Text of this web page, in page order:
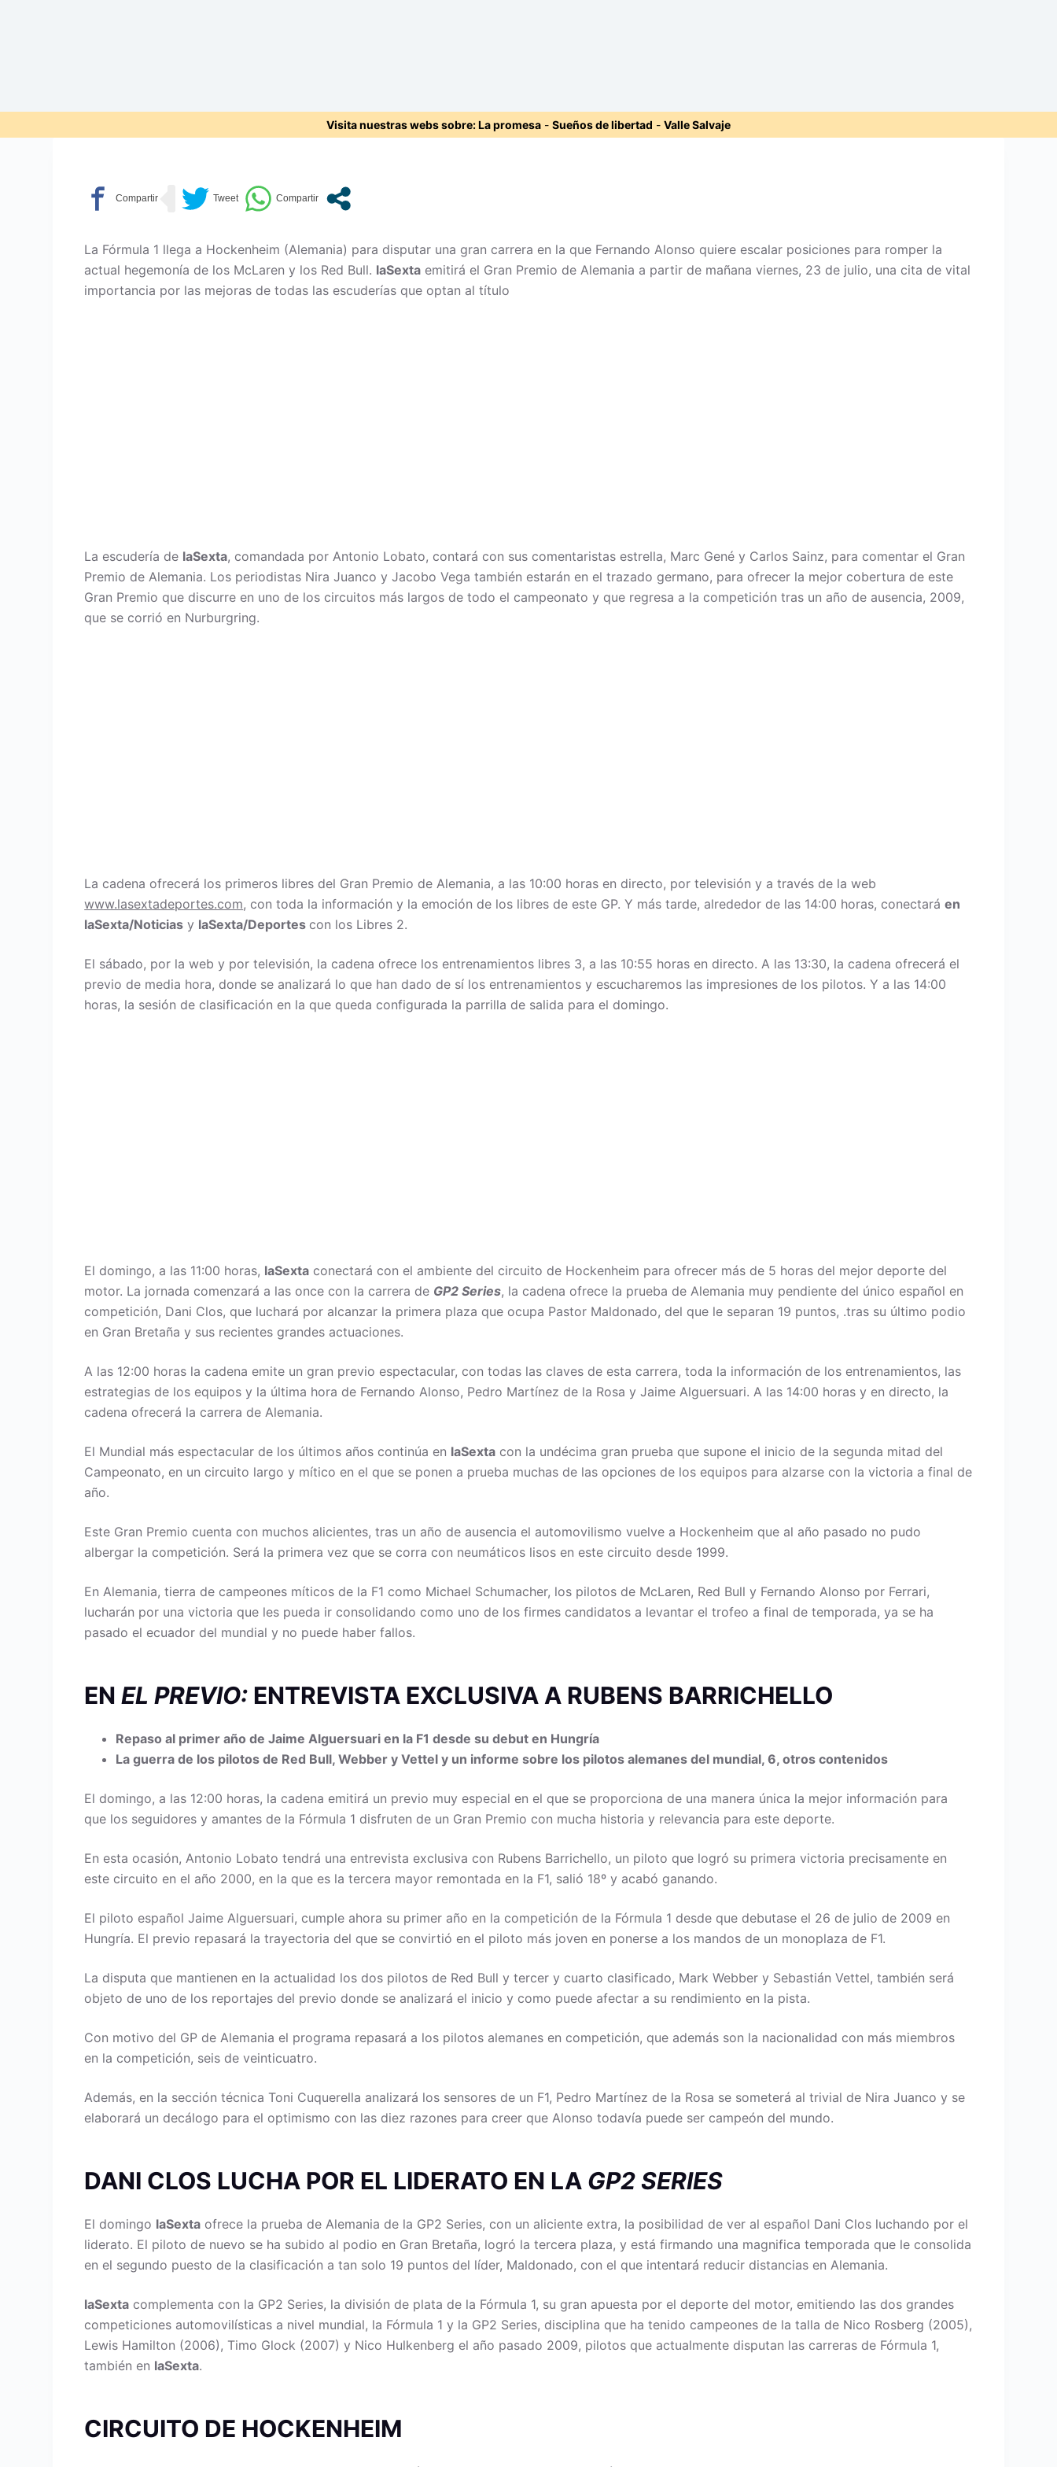
Visita nuestras webs sobre:La promesa - Sueños de libertad - Valle Salvaje
La Fórmula 1 llega a Hockenheim (Alemania) para disputar una gran carrera en la que Fernando Alonso quiere escalar posiciones para romper la
actual hegemonía de los McLaren y los Red Bull. laSexta emitirá el Gran Premio de Alemania a partir de mañana viernes, 23 de julio, una cita de vital
importancia por las mejoras de todas las escuderías que optan al título
La escudería de laSexta, comandada por Antonio Lobato, contará con sus comentaristas estrella, Marc Gené y Carlos Sainz, para comentar el Gran
Premio de Alemania. Los periodistas Nira Juanco y Jacobo Vega también estarán en el trazado germano, para ofrecer la mejor cobertura de este
Gran Premio que discurre en uno de los circuitos más largos de todo el campeonato y que regresa a la competición tras un año de ausencia, 2009,
que se corrió en Nurburgring.
La cadena ofrecerá los primeros libres del Gran Premio de Alemania, a las 10:00 horas en directo, por televisión y a través de la web
www.lasextadeportes.com, con toda la información y la emoción de los libres de este GP. Y más tarde, alrededor de las 14:00 horas, conectaráen
laSexta/Noticias y laSexta/Deportes con los Libres 2.
El sábado, por la web y por televisión, la cadena ofrece los entrenamientos libres 3, a las 10:55 horas en directo. A las 13:30, la cadena ofrecerá el
previo de media hora, donde se analizará lo que han dado de sí los entrenamientos y escucharemos las impresiones de los pilotos. Y a las 14:00
horas, la sesión de clasificación en la que queda configurada la parrilla de salida para el domingo.
El domingo, a las 11:00 horas, laSexta conectará con el ambiente del circuito de Hockenheim para ofrecer más de 5 horas del mejor deporte del
motor. La jornada comenzará a las once con la carrera de GP2 Series, la cadena ofrece la prueba de Alemania muy pendiente del único español en
competición, Dani Clos, que luchará por alcanzar la primera plaza que ocupa Pastor Maldonado, del que le separan 19 puntos, .tras su último podio
en Gran Bretaña y sus recientes grandes actuaciones.
A las 12:00 horas la cadena emite un gran previo espectacular, con todas las claves de esta carrera, toda la información de los entrenamientos, las
estrategias de los equipos y la última hora de Fernando Alonso, Pedro Martínez de la Rosa y Jaime Alguersuari. A las 14:00 horas y en directo, la
cadena ofrecerá la carrera de Alemania.
El Mundial más espectacular de los últimos años continúa en laSexta con la undécima gran prueba que supone el inicio de la segunda mitad del
Campeonato, en un circuito largo y mítico en el que se ponen a prueba muchas de las opciones de los equipos para alzarse con la victoria a final de
año.
Este Gran Premio cuenta con muchos alicientes, tras un año de ausencia el automovilismo vuelve a Hockenheim que al año pasado no pudo
albergar la competición. Será la primera vez que se corra con neumáticos lisos en este circuito desde 1999.
En Alemania, tierra de campeones míticos de la F1 como Michael Schumacher, los pilotos de McLaren, Red Bull y Fernando Alonso por Ferrari,
lucharán por una victoria que les pueda ir consolidando como uno de los firmes candidatos a levantar el trofeo a final de temporada, ya se ha
pasado el ecuador del mundial y no puede haber fallos.
ENEL PREVIO: ENTREVISTA EXCLUSIVA A RUBENS BARRICHELLO
Repaso al primer año de Jaime Alguersuari en la F1 desde su debut en Hungría
La guerra de los pilotos de Red Bull, Webber y Vettel y un informe sobre los pilotos alemanes del mundial, 6, otros contenidos
El domingo, a las 12:00 horas, la cadena emitirá un previo muy especial en el que se proporciona de una manera única la mejor información para
que los seguidores y amantes de la Fórmula 1 disfruten de un Gran Premio con mucha historia y relevancia para este deporte.
En esta ocasión, Antonio Lobato tendrá una entrevista exclusiva con Rubens Barrichello, un piloto que logró su primera victoria precisamente en
este circuito en el año 2000, en la que es la tercera mayor remontada en la F1, salió 18º y acabó ganando.
El piloto español Jaime Alguersuari, cumple ahora su primer año en la competición de la Fórmula 1 desde que debutase el 26 de julio de 2009 en
Hungría. El previo repasará la trayectoria del que se convirtió en el piloto más joven en ponerse a los mandos de un monoplaza de F1.
La disputa que mantienen en la actualidad los dos pilotos de Red Bull y tercer y cuarto clasificado, Mark Webber y Sebastián Vettel, también será
objeto de uno de los reportajes del previo donde se analizará el inicio y como puede afectar a su rendimiento en la pista.
Con motivo del GP de Alemania el programa repasará a los pilotos alemanes en competición, que además son la nacionalidad con más miembros
en la competición, seis de veinticuatro.
Además, en la sección técnica Toni Cuquerella analizará los sensores de un F1, Pedro Martínez de la Rosa se someterá al trivial de Nira Juanco y se
elaborará un decálogo para el optimismo con las diez razones para creer que Alonso todavía puede ser campeón del mundo.
DANI CLOS LUCHA POR EL LIDERATO EN LA GP2 SERIES
El domingo laSexta ofrece la prueba de Alemania de la GP2 Series, con un aliciente extra, la posibilidad de ver al español Dani Clos luchando por el
liderato. El piloto de nuevo se ha subido al podio en Gran Bretaña, logró la tercera plaza, y está firmando una magnifica temporada que le consolida
en el segundo puesto de la clasificación a tan solo 19 puntos del líder, Maldonado, con el que intentará reducir distancias en Alemania.
laSexta complementa con la GP2 Series, la división de plata de la Fórmula 1, su gran apuesta por el deporte del motor, emitiendo las dos grandes
competiciones automovilísticas a nivel mundial, la Fórmula 1 y la GP2 Series, disciplina que ha tenido campeones de la talla de Nico Rosberg (2005),
Lewis Hamilton (2006), Timo Glock (2007) y Nico Hulkenberg el año pasado 2009, pilotos que actualmente disputan las carreras de Fórmula 1,
también en laSexta.
CIRCUITO DE HOCKENHEIM